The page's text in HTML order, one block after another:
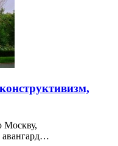
Москву,
авангард…